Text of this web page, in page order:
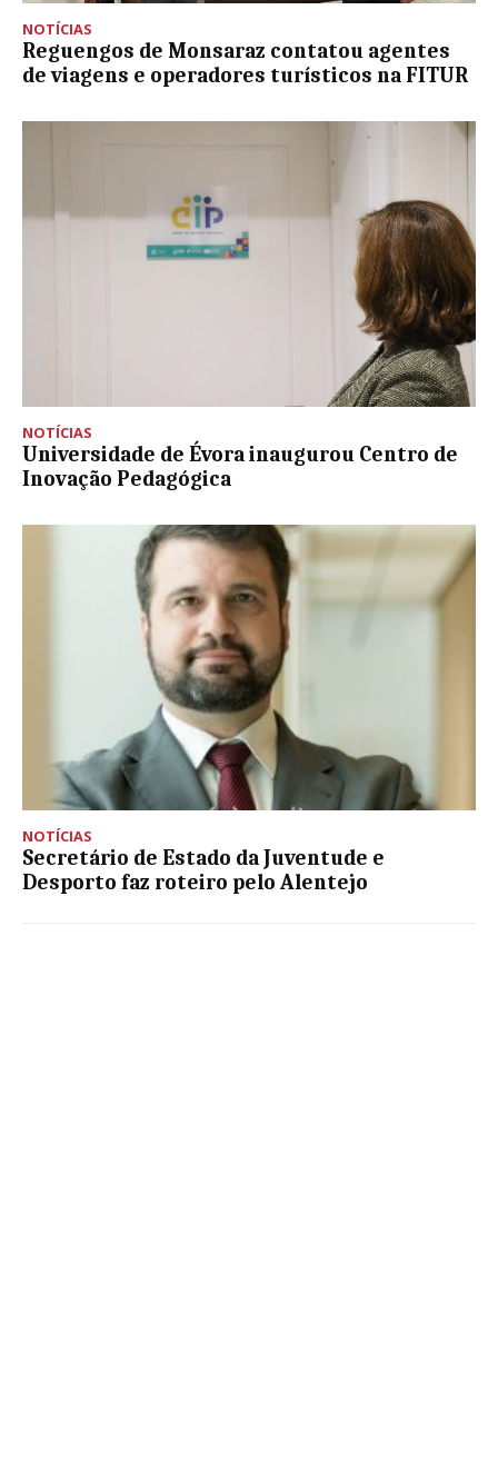
NOTÍCIAS
Reguengos de Monsaraz contatou agentes
de viagens e operadores turísticos na FITUR
NOTÍCIAS
Universidade de Évora inaugurou Centro de
Inovação Pedagógica
NOTÍCIAS
Secretário de Estado da Juventude e
Desporto faz roteiro pelo Alentejo